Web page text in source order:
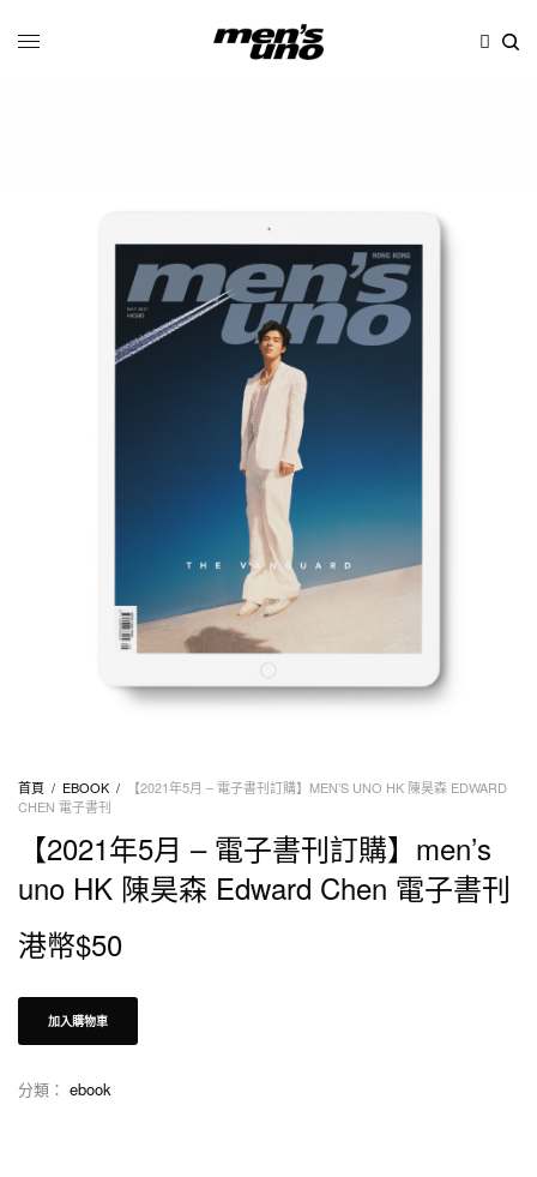
首頁 / EBOOK /
【2021年5月 – 電子書刊訂購】MEN’S UNO HK 陳昊森 EDWARD
CHEN 電子書刊
【2021年5月 – 電子書刊訂購】men’s
uno HK 陳昊森 Edward Chen 電子書刊
港幣$50
加入購物車
分類： ebook